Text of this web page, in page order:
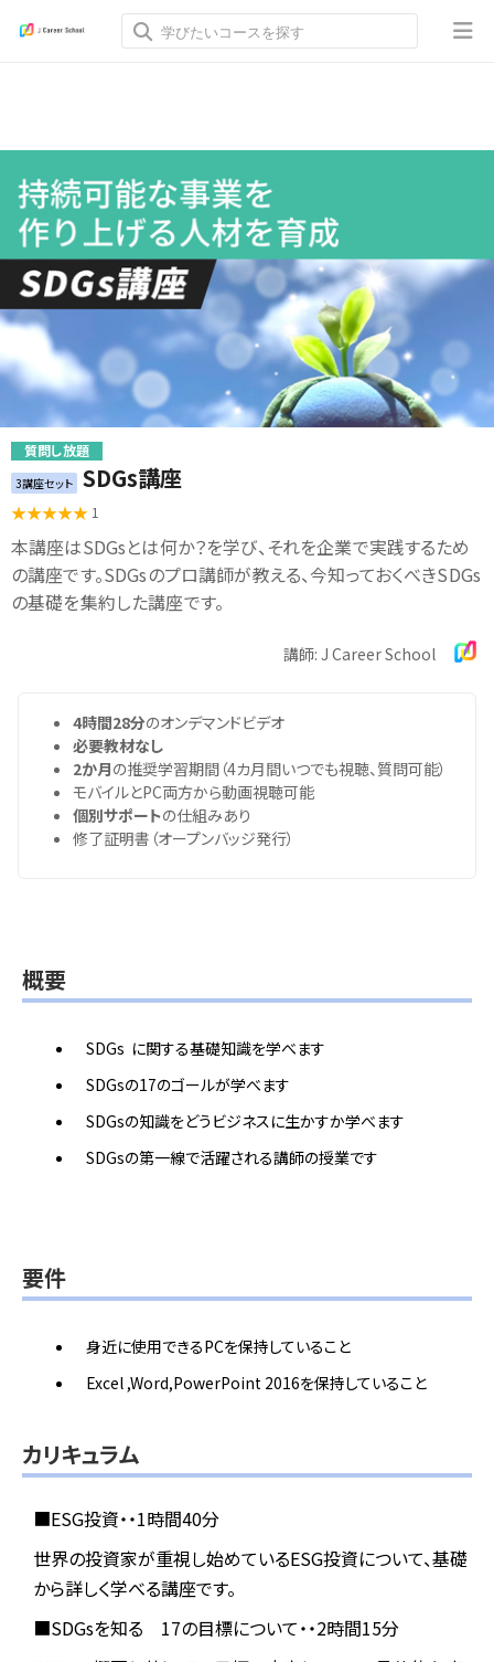
質問し放題
3講座セット SDGs講座
1
本講座はSDGsとは何か？を学び、それを企業で実践するため
の講座です。SDGsのプロ講師が教える、今知っておくべきSDGs
の基礎を集約した講座です。
講師: J Career School
4時間28分のオンデマンドビデオ
必要教材なし
2か月の推奨学習期間（4カ月間いつでも視聴、質問可能）
モバイルとPC両方から動画視聴可能
個別サポートの仕組みあり
修了証明書（オープンバッジ発行）
概要
SDGs に関する基礎知識を学べます
SDGsの17のゴールが学べます
SDGsの知識をどうビジネスに生かすか学べます
SDGsの第一線で活躍される講師の授業です
要件
身近に使用できるPCを保持していること
Excel ,Word,PowerPoint 2016を保持していること
カリキュラム
■ESG投資・・1時間40分
世界の投資家が重視し始めているESG投資について、基礎
から詳しく学べる講座です。
■SDGsを知る 17の目標について・・2時間15分